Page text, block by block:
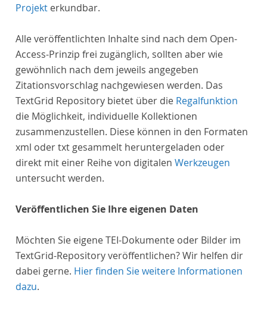
Projekt erkundbar.
Alle veröffentlichten Inhalte sind nach dem Open-
Access-Prinzip frei zugänglich, sollten aber wie
gewöhnlich nach dem jeweils angegeben
Zitationsvorschlag nachgewiesen werden. Das
TextGrid Repository bietet über die Regalfunktion
die Möglichkeit, individuelle Kollektionen
zusammenzustellen. Diese können in den Formaten
xml oder txt gesammelt heruntergeladen oder
direkt mit einer Reihe von digitalen Werkzeugen
untersucht werden.
Veröffentlichen Sie Ihre eigenen Daten
Möchten Sie eigene TEI-Dokumente oder Bilder im
TextGrid-Repository veröffentlichen? Wir helfen dir
dabei gerne. Hier finden Sie weitere Informationen
dazu.